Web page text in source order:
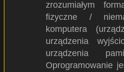
zrozumiałym
fizyczne /
komputera
urządzenia
urządzenia
Oprogramowanie